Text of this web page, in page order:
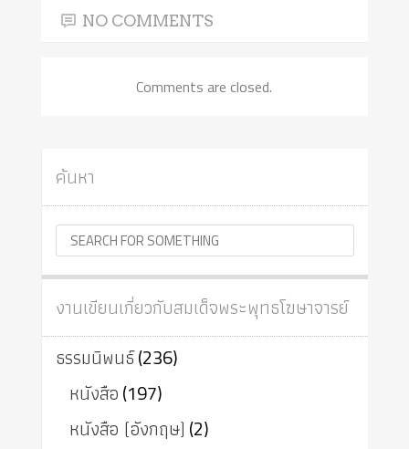
NO COMMENTS
Comments are closed.
ค้นหา
งานเขียนเกี่ยวกับสมเด็จพระพุทธโฆษาจารย์
ธรรมนิพนธ์(236)
หนังสือ(197)
หนังสือ (อังกฤษ) (2)